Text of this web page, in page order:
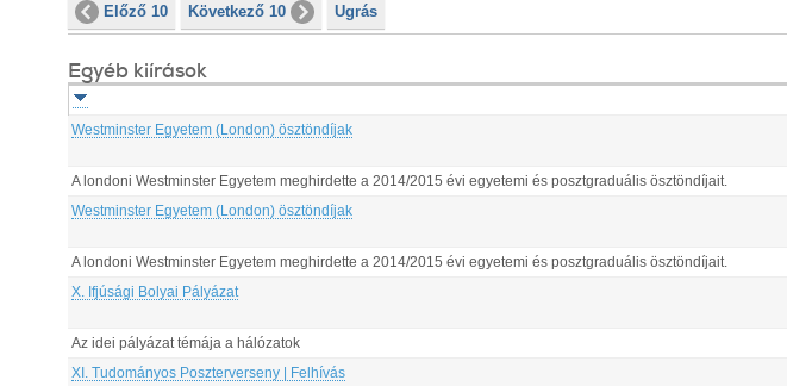
Előző 10 Következő 10 Ugrás
Egyéb kiírások
Westminster Egyetem (London) ösztöndíjak
A londoni Westminster Egyetem meghirdette a 2014/2015 évi egyetemi és posztgraduális ösztöndíjait.
Westminster Egyetem (London) ösztöndíjak
A londoni Westminster Egyetem meghirdette a 2014/2015 évi egyetemi és posztgraduális ösztöndíjait.
X. Ifjúsági Bolyai Pályázat
Az idei pályázat témája a hálózatok
XI. Tudományos Poszterverseny | Felhívás